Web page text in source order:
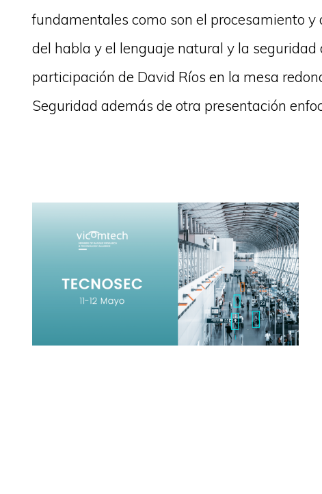
fundamentales como son el procesamiento
del habla y el lenguaje natural y la
participación de David Ríos en la mesa
Seguridad además de otra presentación